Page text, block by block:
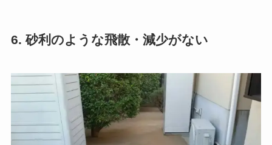
6. 砂利のような飛散・減少がない